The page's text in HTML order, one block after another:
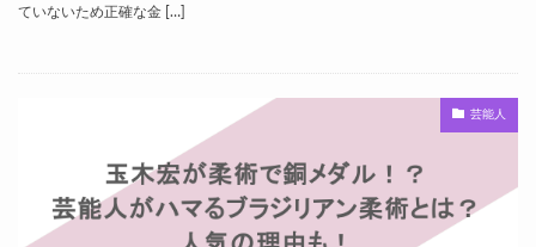
ていないため正確な金 […]
芸能人